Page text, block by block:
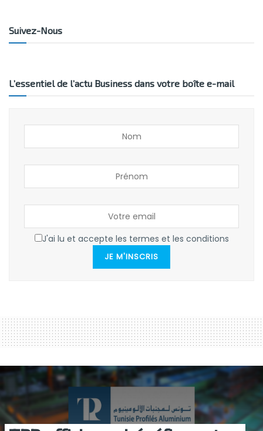
Suivez-Nous
L’essentiel de l’actu Business dans votre boîte e-mail
J'ai lu et accepte les termes et les conditions
JE M'INSCRIS